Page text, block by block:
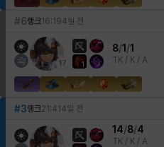
#6랭크16:194일 전
17 1
8/1 /1
TK / K / A
#3랭크21:41 4일 전
14/8/4
TK / K / A